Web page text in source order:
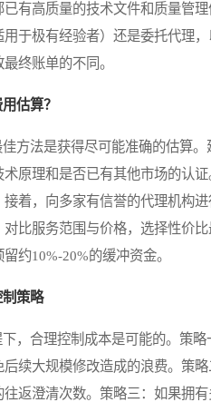
有高质量的技术文件和质量管
于极有经验者）还是委托代理
终账单的不同。
估算？
法是获得尽可能准确的估算。
原理和是否已有其他市场的认
着，向多家有信誉的代理机构
比服务范围与价格，选择性价
约10%-20%的缓冲资金。
策略
合理控制成本是可能的。策略
续大规模修改造成的浪费。策
返澄清次数。策略三：如果拥